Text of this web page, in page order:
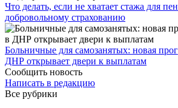
Что делать, если не хватает стажа для
добровольному страхованию
Больничные для самозанятых: новая
ДНР открывает двери к выплатам
Сообщить новость
Написать в редакцию
Все рубрики